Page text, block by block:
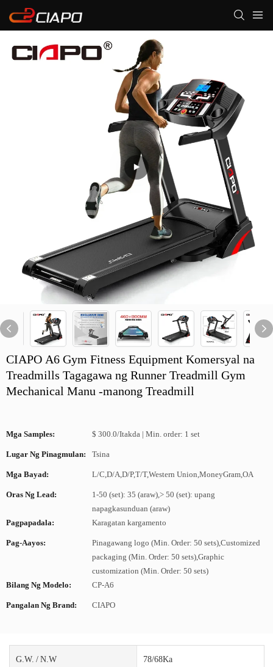
CIAPO A6 Gym Fitness Equipment Komersyal na
Treadmills Tagagawa ng Runner Treadmill Gym
Mechanical Manu -manong Treadmill
Mga Samples: $ 300.0/Itakda | Min. order: 1 set
Lugar Ng Pinagmulan: Tsina
Mga Bayad: L/C,D/A,D/P,T/T,Western Union,MoneyGram,OA
Oras Ng Lead:
1-50 (set): 35 (araw),> 50 (set): upang
napagkasunduan (araw)
Pagpapadala:
Karagatan kargamento
Pag-Aayos:
Pinagawang logo (Min. Order: 50 sets),Customized
packaging (Min. Order: 50 sets),Graphic
customization (Min. Order: 50 sets)
Bilang Ng Modelo:
CP-A6
Pangalan Ng Brand: CIAPO
G.W. / N.W 78/68Ka